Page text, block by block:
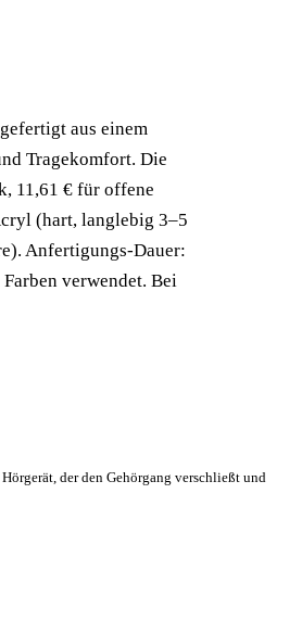
aus einem
Tragekomfort. Die
11,61 € für offene
(hart, langlebig 3–5
Anfertigungs-Dauer:
verwendet. Bei
der den Gehörgang verschließt und